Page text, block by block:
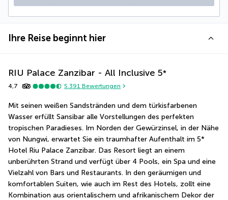
Ihre Reise beginnt hier
RIU Palace Zanzibar - All Inclusive 5*
4,7 5.391 Bewertungen
Mit seinen weißen Sandstränden und dem türkisfarbenen
Wasser erfüllt Sansibar alle Vorstellungen des perfekten
tropischen Paradieses. Im Norden der Gewürzinsel, in der Nähe
von Nungwi, erwartet Sie ein traumhafter Aufenthalt im 5*
Hotel Riu Palace Zanzibar. Das Resort liegt an einem
unberührten Strand und verfügt über 4 Pools, ein Spa und eine
Vielzahl von Bars und Restaurants. In den geräumigen und
komfortablen Suiten, wie auch im Rest des Hotels, zollt eine
Kombination aus orientalischem und afrikanischem Dekor der